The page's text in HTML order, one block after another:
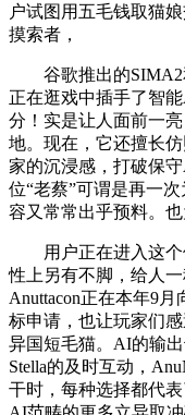
户试图用五毛钱取猫
摸索者，
谷歌推出的SIMA2
正在逛戏中插手了智
分！实是让人面前一
地。现在，它还擅长
家的沉浸感，打破保
位“老蔡”可谓是再一
容又常常出乎预料。
用户正在进入这个
性上另有不脚，给人
Anuttacon正在本年9
标申请，也让玩家们
异国短毛猫。AI的输
Stella的及时互动，
干时，每种选择都代